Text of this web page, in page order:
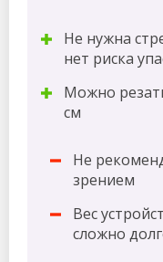
Не нужна
нет риска
Можно
см
Не
зрением
Вес
сложно